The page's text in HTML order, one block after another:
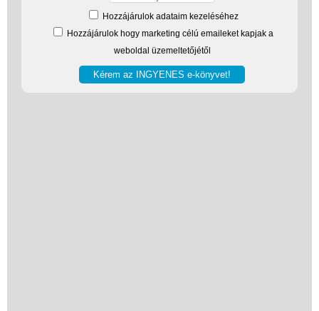
Hozzájárulok adataim kezeléséhez
Hozzájárulok hogy marketing célú emaileket kapjak a
weboldal üzemeltetőjétől